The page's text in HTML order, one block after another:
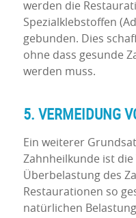
werden die
Spezialklebstoffen
gebunden. Dies
ohne dass gesunde
werden muss.
5. VERMEIDUNG
Ein weiterer
Zahnheilkunde ist
Überbelastung des
Restaurationen so
natürlichen